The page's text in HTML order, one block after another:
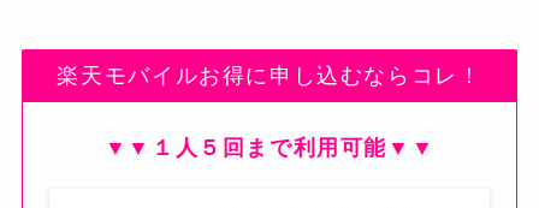
楽天モバイルお得に申し込むならコレ！
▼▼１人５回まで利用可能▼▼